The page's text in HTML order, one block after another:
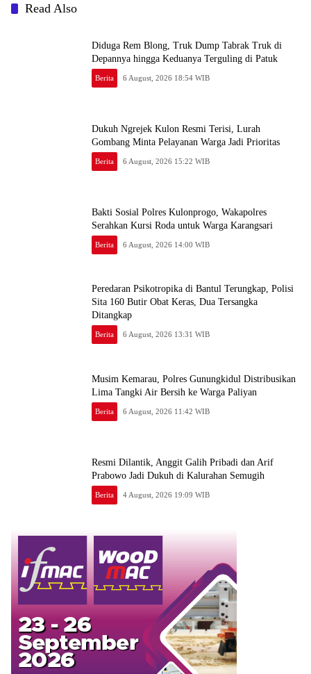
Read Also
Diduga Rem Blong, Truk Dump Tabrak Truk di
Depannya hingga Keduanya Terguling di Patuk
Berita 6 August, 2026 18:54 WIB
Dukuh Ngrejek Kulon Resmi Terisi, Lurah
Gombang Minta Pelayanan Warga Jadi Prioritas
Berita 6 August, 2026 15:22 WIB
Bakti Sosial Polres Kulonprogo, Wakapolres
Serahkan Kursi Roda untuk Warga Karangsari
Berita 6 August, 2026 14:00 WIB
Peredaran Psikotropika di Bantul Terungkap, Polisi
Sita 160 Butir Obat Keras, Dua Tersangka
Ditangkap
Berita 6 August, 2026 13:31 WIB
Musim Kemarau, Polres Gunungkidul Distribusikan
Lima Tangki Air Bersih ke Warga Paliyan
Berita 6 August, 2026 11:42 WIB
Resmi Dilantik, Anggit Galih Pribadi dan Arif
Prabowo Jadi Dukuh di Kalurahan Semugih
Berita 4 August, 2026 19:09 WIB